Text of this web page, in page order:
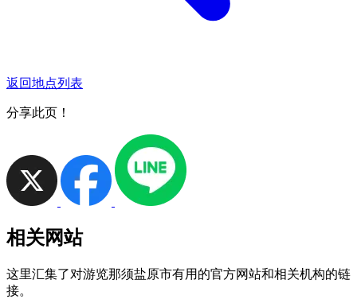
返回地点列表
分享此页！
相关网站
这里汇集了对游览那须盐原市有用的官方网站和相关机构的链
接。